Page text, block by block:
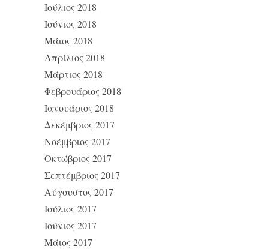
Ιούλιος 2018
Ιούνιος 2018
Μάιος 2018
Απρίλιος 2018
Μάρτιος 2018
Φεβρουάριος 2018
Ιανουάριος 2018
Δεκέμβριος 2017
Νοέμβριος 2017
Οκτώβριος 2017
Σεπτέμβριος 2017
Αύγουστος 2017
Ιούλιος 2017
Ιούνιος 2017
Μάιος 2017